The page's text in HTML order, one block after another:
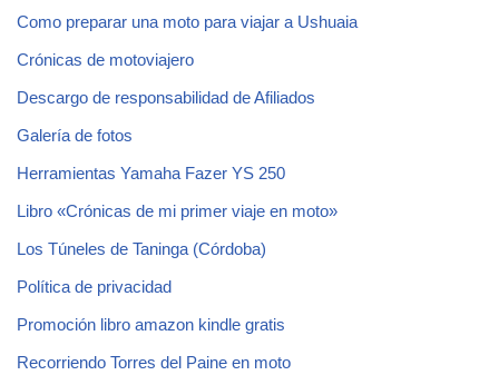
Como preparar una moto para viajar a Ushuaia
Crónicas de motoviajero
Descargo de responsabilidad de Afiliados
Galería de fotos
Herramientas Yamaha Fazer YS 250
Libro «Crónicas de mi primer viaje en moto»
Los Túneles de Taninga (Córdoba)
Política de privacidad
Promoción libro amazon kindle gratis
Recorriendo Torres del Paine en moto